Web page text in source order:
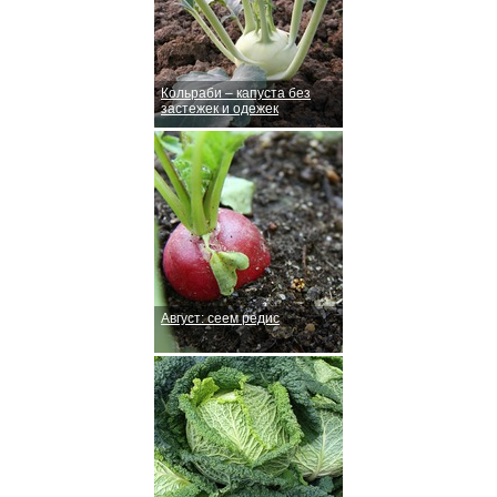
Кольраби – капуста без
застежек и одежек
Август: сеем редис